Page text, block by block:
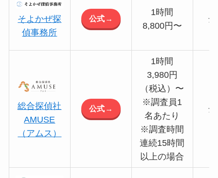
そよかぜ探
偵事務所
公式→
1時間
8,800円〜
総合探偵社
AMUSE
（アムス）
公式→
1時間
3,980円
（税込）〜
※調査員1
名あたり
※調査時間
連続15時間
以上の場合